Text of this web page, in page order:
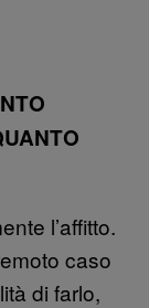
l’affitto.
caso
di farlo,